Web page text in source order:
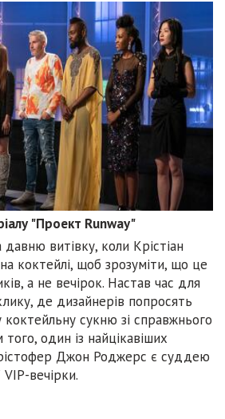
"Проект Runway"
витівку, коли Крістіан
коктейлі, щоб зрозуміти, що це
а не вечірок. Настав час для
де дизайнерів попросять
сукню зі справжнього
один із найцікавіших
Джон Роджерс є суддею
VIP-вечірки.